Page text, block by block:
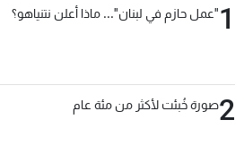
1"عمل حازم في لبنان"... ماذا أعلن نتنياهو؟
2صورة خُبئت لأكثر من مئة عام